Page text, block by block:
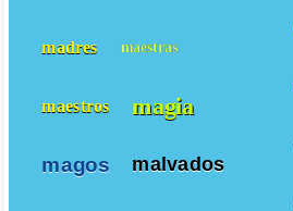
madres maestras
maestros magia
magos malvados